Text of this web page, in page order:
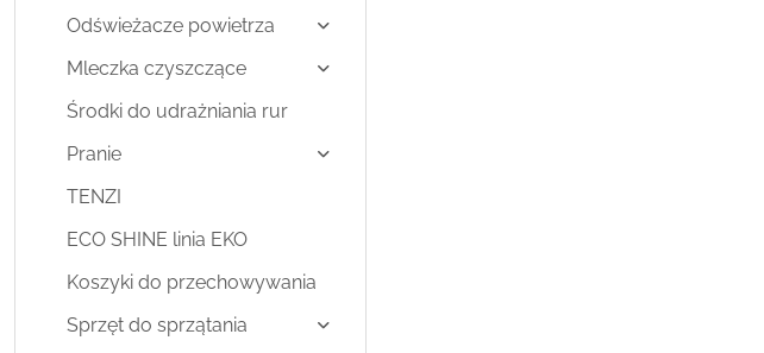
Odświeżacze powietrza
Mleczka czyszczące
Środki do udrażniania rur
Pranie
TENZI
ECO SHINE linia EKO
Koszyki do przechowywania
Sprzęt do sprzątania